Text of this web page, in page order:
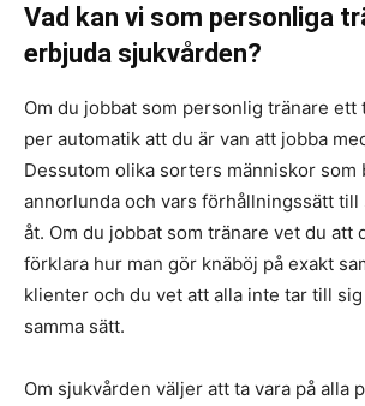
Vad kan vi som personliga
erbjuda sjukvården?
Om du jobbat som personlig tränare ett
per automatik att du är van att jobba
Dessutom olika sorters människor som
annorlunda och vars förhållningssätt
åt. Om du jobbat som tränare vet du att
förklara hur man gör knäböj på exakt
klienter och du vet att alla inte tar till
samma sätt.
Om sjukvården väljer att ta vara på alla